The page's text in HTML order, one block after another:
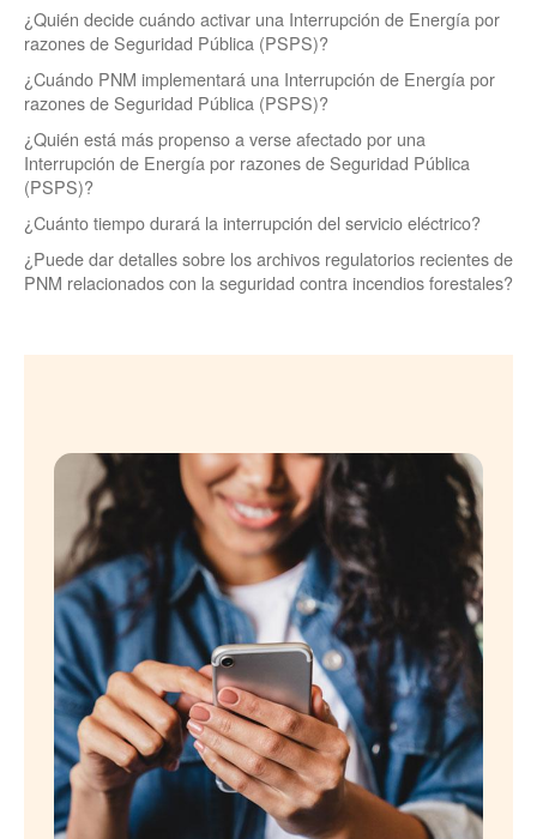
¿Quién decide cuándo activar una Interrupción de Energía por
razones de Seguridad Pública (PSPS)?
¿Cuándo PNM implementará una Interrupción de Energía por
razones de Seguridad Pública (PSPS)?
¿Quién está más propenso a verse afectado por una
Interrupción de Energía por razones de Seguridad Pública
(PSPS)?
¿Cuánto tiempo durará la interrupción del servicio eléctrico?
¿Puede dar detalles sobre los archivos regulatorios recientes de
PNM relacionados con la seguridad contra incendios forestales?